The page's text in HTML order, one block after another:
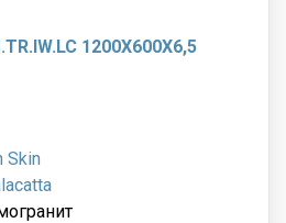
1200X600X6,5
Skin